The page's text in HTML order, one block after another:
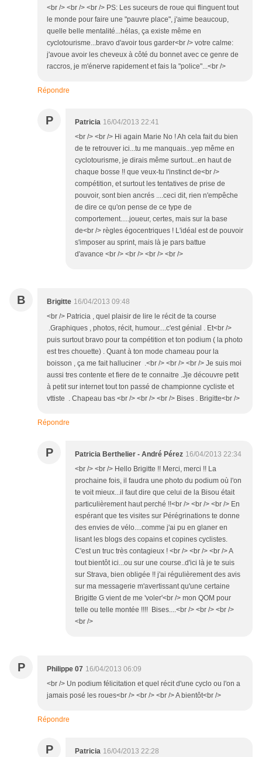
<br /> <br /> <br /> PS: Les suceurs de roue qui flinguent tout
le monde pour faire une "pauvre place", j'aime beaucoup,
quelle belle mentalité...hélas, ça existe même en
cyclotourisme...bravo d'avoir tous garder<br /> votre calme:
j'avoue avoir les cheveux à côté du bonnet avec ce genre de
raccros, je m'énerve rapidement et fais la "police"...<br />
Répondre
P Patricia 16/04/2013 22:41
<br /> <br /> Hi again Marie No ! Ah cela fait du bien
de te retrouver ici...tu me manquais...yep même en
cyclotourisme, je dirais même surtout...en haut de
chaque bosse !! que veux-tu l'instinct de<br />
compétition, et surtout les tentatives de prise de
pouvoir, sont bien ancrés ....ceci dit, rien n'empêche
de dire ce qu'on pense de ce type de
comportement.....joueur, certes, mais sur la base
de<br /> règles égocentriques ! L'idéal est de pouvoir
s'imposer au sprint, mais là je pars battue
d'avance <br /> <br /> <br /> <br />
B Brigitte 16/04/2013 09:48
<br /> Patricia , quel plaisir de lire le récit de ta course
.Graphiques , photos, récit, humour....c'est génial . Et<br />
puis surtout bravo pour ta compétition et ton podium ( la photo
est tres chouette) . Quant à ton mode chameau pour la
boisson , ça me fait halluciner .<br /> <br /> <br /> Je suis moi
aussi tres contente et fiere de te connaitre .Jje découvre petit
à petit sur internet tout ton passé de championne cycliste et
vttiste . Chapeau bas <br /> <br /> <br /> Bises . Brigitte<br />
Répondre
P Patricia Berthelier - André Pérez 16/04/2013 22:34
<br /> <br /> Hello Brigitte !! Merci, merci !! La
prochaine fois, il faudra une photo du podium où l'on
te voit mieux...il faut dire que celui de la Bisou était
particulièrement haut perché !!<br /> <br /> <br /> En
espérant que tes visites sur Pérégrinations te donne
des envies de vélo....comme j'ai pu en glaner en
lisant les blogs des copains et copines cyclistes.
C'est un truc très contagieux ! <br /> <br /> <br /> A
tout bientôt ici...ou sur une course..d'ici là je te suis
sur Strava, bien obligée !! j'ai régulièrement des avis
sur ma messagerie m'avertissant qu'une certaine
Brigitte G vient de me 'voler'<br /> mon QOM pour
telle ou telle montée !!!! Bises....<br /> <br /> <br />
<br />
P Philippe 07 16/04/2013 06:09
<br /> Un podium félicitation et quel récit d'une cyclo ou l'on a
jamais posé les roues<br /> <br /> <br /> A bientôt<br />
Répondre
P Patricia 16/04/2013 22:28